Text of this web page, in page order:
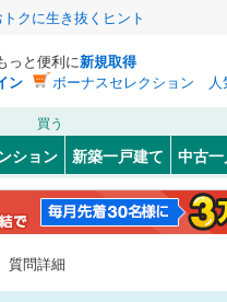
クに生き抜くヒント
っと便利に新規取得
ン
ボーナスセレクション 人
買う
ション 新築一戸建て 中古
質問詳細